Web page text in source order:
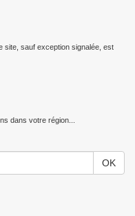
site, sauf exception signalée, est
dans votre région...